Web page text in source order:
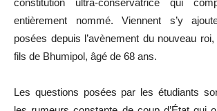
constitution ultra-conservatrice qui
entièrement nommé. Viennent s’y
posées depuis l’avènement du nouveau
fils de Bhumipol, âgé de 68 ans.
Les questions posées par les étudiants